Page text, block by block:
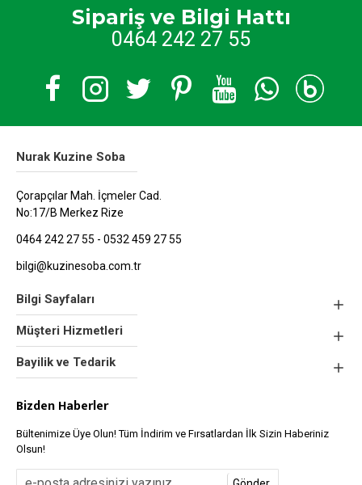
Sipariş ve Bilgi Hattı
0464 242 27 55
Nurak Kuzine Soba
Çorapçılar Mah. İçmeler Cad.
No:17/B Merkez Rize
0464 242 27 55 - 0532 459 27 55
bilgi@kuzinesoba.com.tr
Bilgi Sayfaları
Müşteri Hizmetleri
Bayilik ve Tedarik
Bizden Haberler
Bültenimize Üye Olun! Tüm İndirim ve Fırsatlardan İlk Sizin Haberiniz
Olsun!